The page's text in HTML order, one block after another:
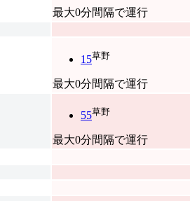
最大0分間隔で運行
15草野
最大0分間隔で運行
55草野
最大0分間隔で運行